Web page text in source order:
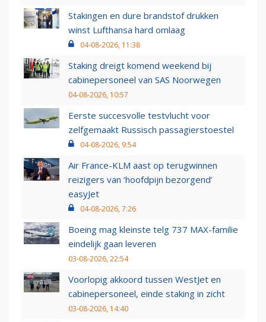
Stakingen en dure brandstof drukken
winst Lufthansa hard omlaag
04-08-2026, 11:38
Staking dreigt komend weekend bij
cabinepersoneel van SAS Noorwegen
04-08-2026, 10:57
Eerste succesvolle testvlucht voor
zelfgemaakt Russisch passagierstoestel
04-08-2026, 9:54
Air France-KLM aast op terugwinnen
reizigers van ‘hoofdpijn bezorgend’
easyJet
04-08-2026, 7:26
Boeing mag kleinste telg 737 MAX-familie
eindelijk gaan leveren
03-08-2026, 22:54
Voorlopig akkoord tussen WestJet en
cabinepersoneel, einde staking in zicht
03-08-2026, 14:40